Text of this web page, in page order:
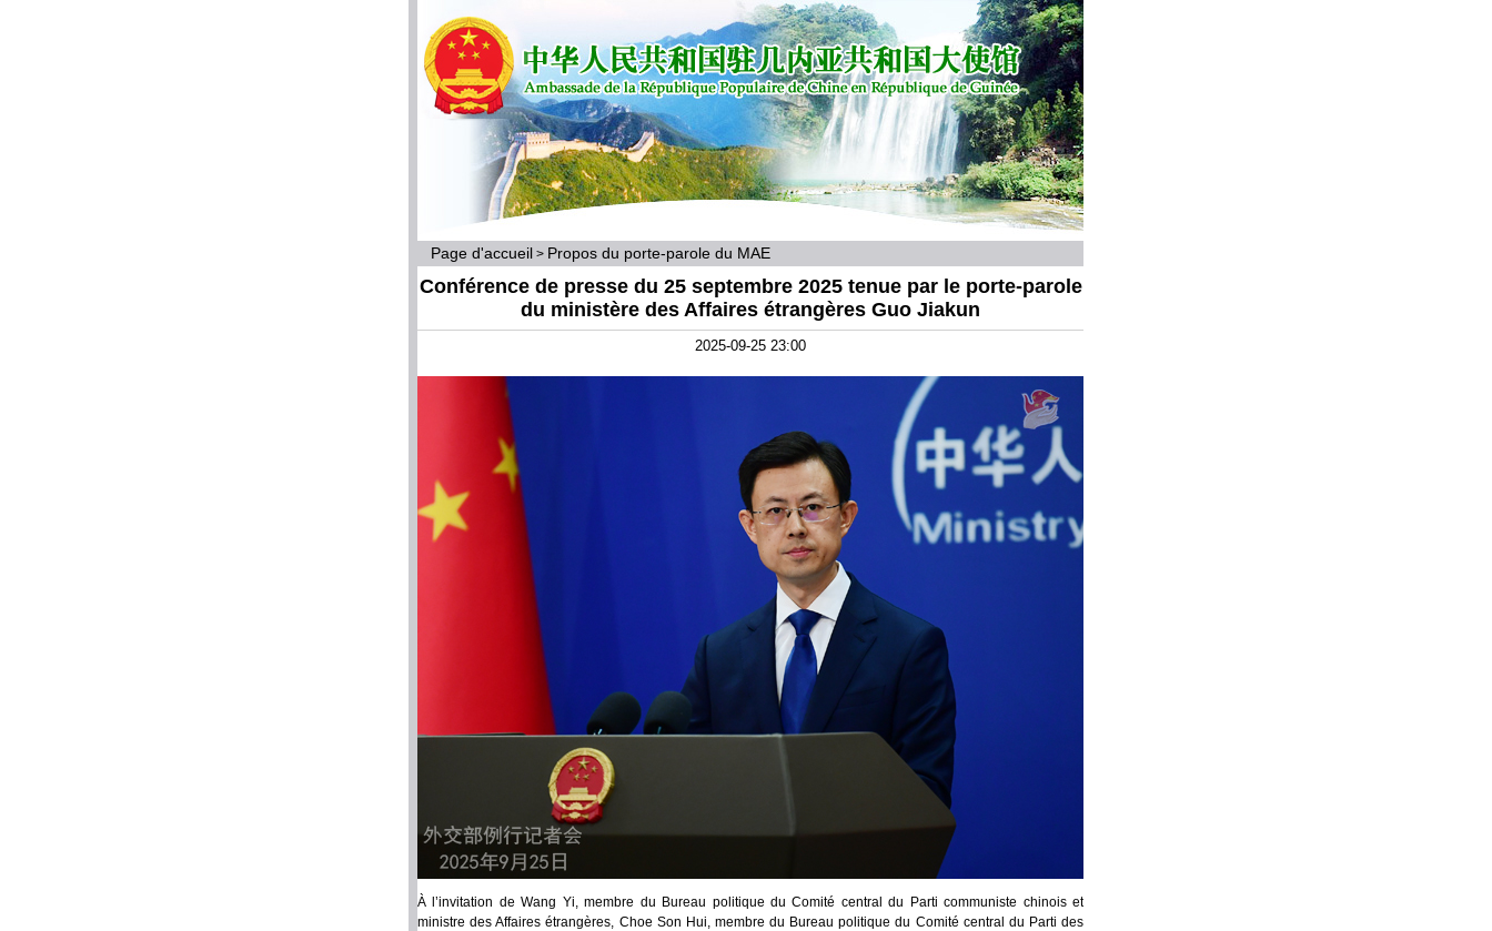
Page d'accueil > Propos du porte-parole du MAE
Conférence de presse du 25 septembre 2025 tenue par le porte-parole
du ministère des Affaires étrangères Guo Jiakun
2025-09-25 23:00
À l’invitation de Wang Yi, membre du Bureau politique du Comité central du Parti communiste chinois et
ministre des Affaires étrangères, Choe Son Hui, membre du Bureau politique du Comité central du Parti des